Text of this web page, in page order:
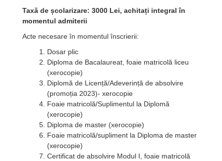
Taxă de școlarizare: 3000 Lei, achitați integral în
momentul admiterii
Acte necesare în momentul înscrierii:
Dosar plic
Diploma de Bacalaureat, foaie matricolă liceu
(xerocopie)
Diplomă de Licență/Adeverință de absolvire
(promoția 2023)- xerocopie
Foaie matricolă/Suplimentul la Diplomă
(xerocopie)
Diploma de master (xerocopie)
Foaie matricolă/supliment la Diploma de master
(xerocopie)
Certificat de absolvire Modul I, foaie matricolă